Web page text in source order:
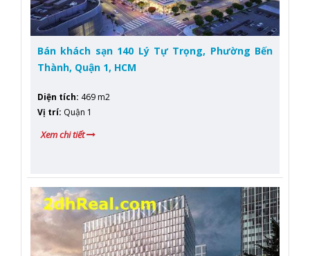
Bán khách sạn 140 Lý Tự Trọng, Phường Bến
Thành, Quận 1, HCM
Diện tích: 469 m2
Vị trí: Quận 1
Xem chi tiết